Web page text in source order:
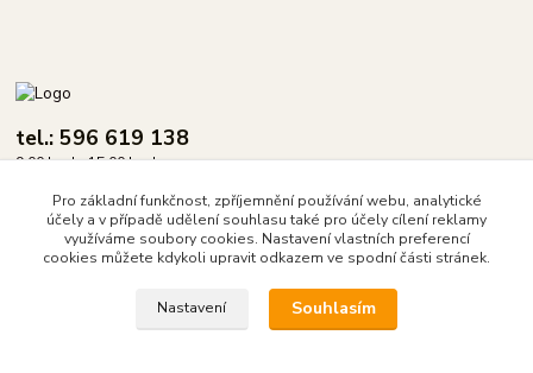
tel.: 596 619 138
9.00 hod - 15.00 hod.
info@dasix.cz
Pro základní funkčnost, zpříjemnění používání webu, analytické
účely a v případě udělení souhlasu také pro účely cílení reklamy
využíváme soubory cookies. Nastavení vlastních preferencí
cookies můžete kdykoli upravit odkazem ve spodní části stránek.
Nastavení Souhlasím